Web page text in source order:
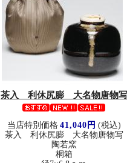
茶入 利休尻膨 大名物唐物写
当店特別価格 41,040円 (税込)
茶入 利休尻膨 大名物唐物写
陶若窯
桐箱